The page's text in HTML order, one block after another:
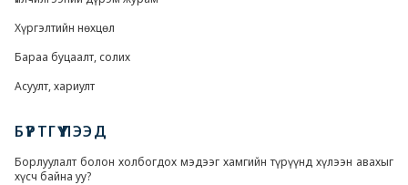
Хүргэлтийн нөхцөл
Бараа буцаалт, солих
Асуулт, хариулт
БҮРТГҮҮЛЭЭД
Борлуулалт болон холбогдох мэдээг хамгийн түрүүнд хүлээн авахыг
хүсч байна уу?